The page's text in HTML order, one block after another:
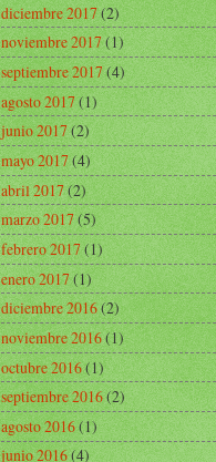
diciembre 2017(2)
noviembre 2017(1)
septiembre 2017(4)
agosto 2017(1)
junio 2017(2)
mayo 2017(4)
abril 2017(2)
marzo 2017(5)
febrero 2017(1)
enero 2017(1)
diciembre 2016(2)
noviembre 2016(1)
octubre 2016(1)
septiembre 2016(2)
agosto 2016(1)
junio 2016(4)